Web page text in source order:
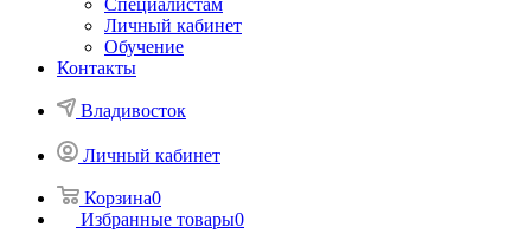
Специалистам
Личный кабинет
Обучение
Контакты
Владивосток
Личный кабинет
Корзина0
Избранные товары0